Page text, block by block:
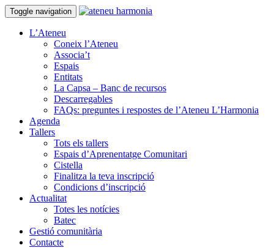
Toggle navigation
L’Ateneu
Coneix l’Ateneu
Associa’t
Espais
Entitats
La Capsa – Banc de recursos
Descarregables
FAQs: preguntes i respostes de l’Ateneu L’Harmonia
Agenda
Tallers
Tots els tallers
Espais d’Aprenentatge Comunitari
Cistella
Finalitza la teva inscripció
Condicions d’inscripció
Actualitat
Totes les notícies
Batec
Gestió comunitària
Contacte